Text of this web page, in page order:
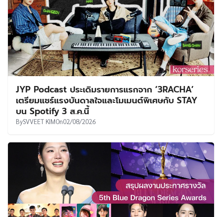
JYP Podcast ประเดิมรายการแรกจาก ‘3RACHA’
เตรียมแชร์แรงบันดาลใจและโมเมนต์พิเศษกับ STAY
บน Spotify 3 ส.ค.นี้
BySVVEET KIMOn02/08/2026